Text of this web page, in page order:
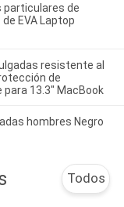
particulares de
EVA Laptop
resistente al
de
13.3" MacBook
hombres Negro
Todos